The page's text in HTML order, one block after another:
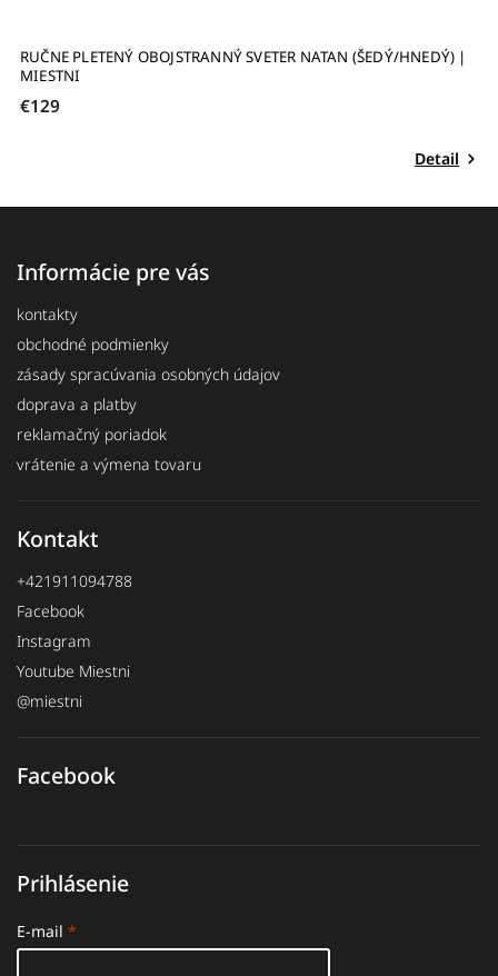
RUČNE PLETENÝ OBOJSTRANNÝ SVETER NATAN (ŠEDÝ/HNEDÝ) |
MIESTNI
€129
Detail
Informácie pre vás
kontakty
obchodné podmienky
zásady spracúvania osobných údajov
doprava a platby
reklamačný poriadok
vrátenie a výmena tovaru
Kontakt
+421911094788
Facebook
Instagram
Youtube Miestni
@miestni
Facebook
Prihlásenie
E-mail